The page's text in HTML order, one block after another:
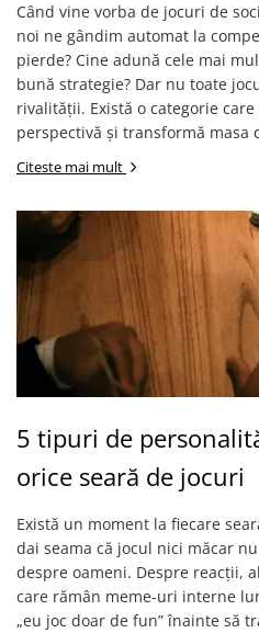
Când vine vorba de jocuri de
noi ne gândim automat la
pierde? Cine adună cele mai
bună strategie? Dar nu toate
rivalității. Există o categorie
perspectivă și transformă masa
Citeste mai mult
5 tipuri de
orice seară de jocuri
Există un moment la fiecare
dai seama că jocul nici măcar
despre oameni. Despre reacții,
care rămân meme-uri interne
„eu joc doar de fun” înainte să